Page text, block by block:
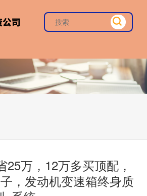
25万，12万多买顶配，
，发动机变速箱终身质